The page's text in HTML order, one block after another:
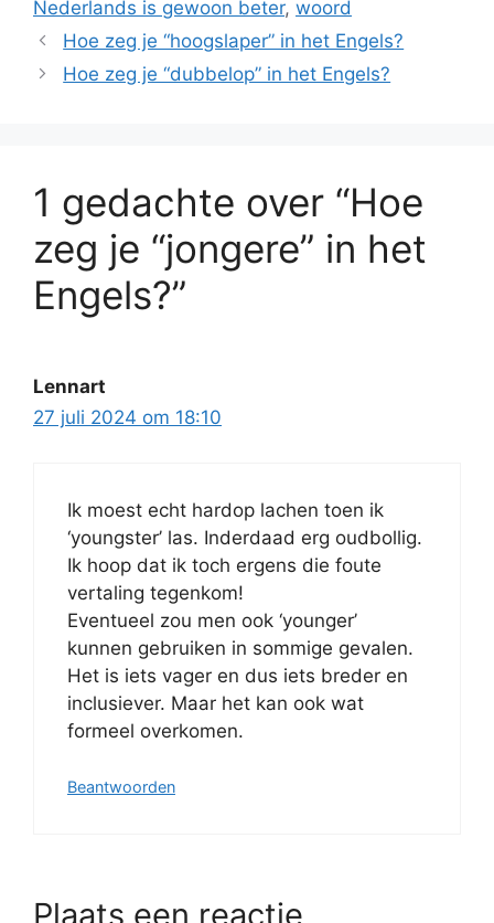
Nederlands is gewoon beter, woord
Hoe zeg je “hoogslaper” in het Engels?
Hoe zeg je “dubbelop” in het Engels?
1 gedachte over “Hoe
zeg je “jongere” in het
Engels?”
Lennart
27 juli 2024 om 18:10
Ik moest echt hardop lachen toen ik
‘youngster’ las. Inderdaad erg oudbollig.
Ik hoop dat ik toch ergens die foute
vertaling tegenkom!
Eventueel zou men ook ‘younger’
kunnen gebruiken in sommige gevalen.
Het is iets vager en dus iets breder en
inclusiever. Maar het kan ook wat
formeel overkomen.
Beantwoorden
Plaats een reactie